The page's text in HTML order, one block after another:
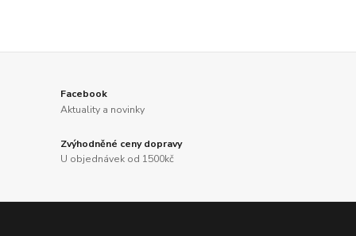
Facebook
Aktuality a novinky
Zvýhodněné ceny dopravy
U objednávek od 1500kč